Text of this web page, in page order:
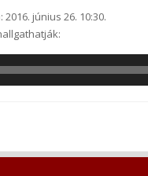
június 26. 10:30.